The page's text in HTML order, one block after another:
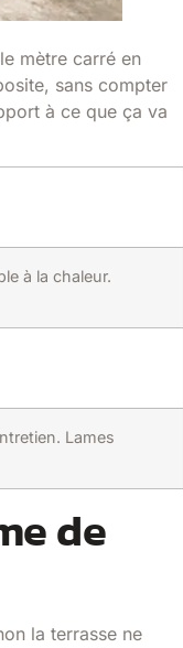
mètre carré en
sans compter
à ce que ça va
à la chaleur.
Lames
de
la terrasse ne